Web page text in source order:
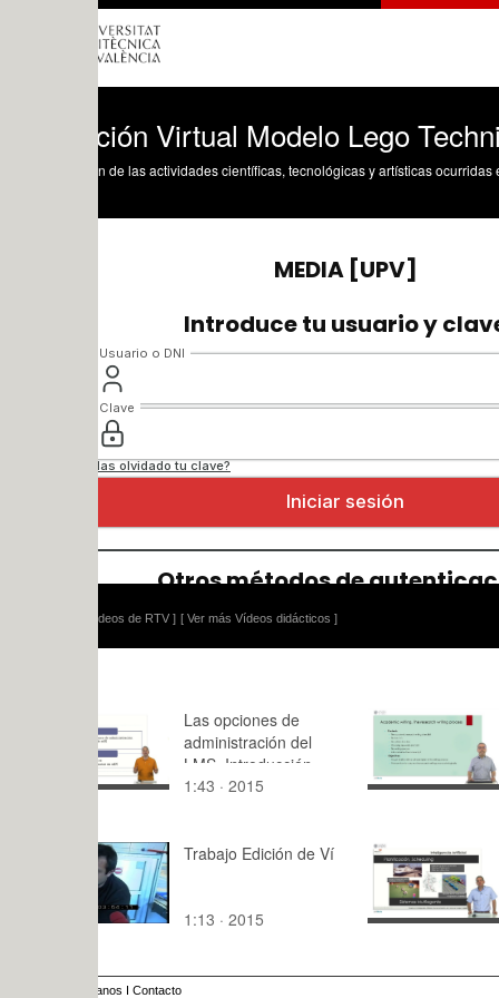
Virtual Modelo Lego Technic
de las actividades científicas, tecnológicas y artísticas ocurridas en los tres
[ Ver más Vídeos didácticos ]
Las opciones de
administración del
LMS. Introducción
1:43 · 2015
Academic
Research
Process
10:48 ·
Trabajo Edición de Ví
1:13 · 2015
Master en
Artificial,
Formas e
3:24 · 2015